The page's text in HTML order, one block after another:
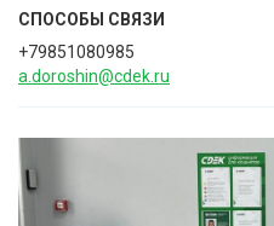
СПОСОБЫ CВЯЗИ
+79851080985
a.doroshin@cdek.ru